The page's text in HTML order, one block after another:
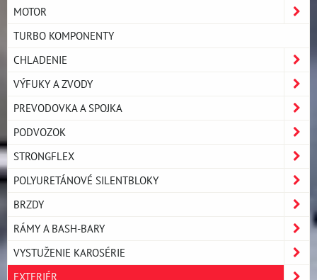
MOTOR
TURBO KOMPONENTY
CHLADENIE
VÝFUKY A ZVODY
PREVODOVKA A SPOJKA
PODVOZOK
STRONGFLEX
POLYURETÁNOVÉ SILENTBLOKY
BRZDY
RÁMY A BASH-BARY
VYSTUŽENIE KAROSÉRIE
EXTERIÉR